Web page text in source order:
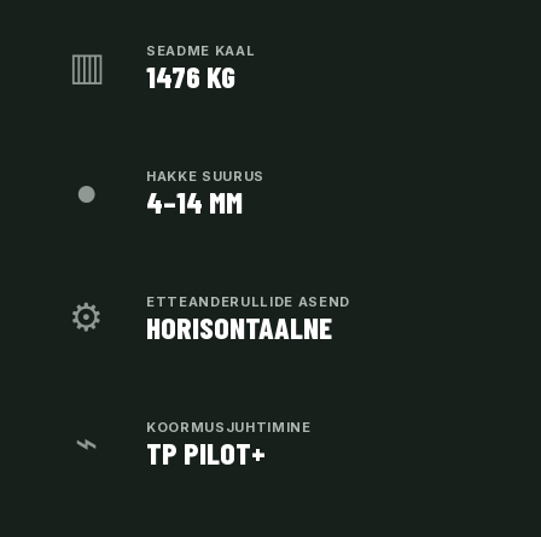
▥ SEADME KAAL
1476 KG
● HAKKE SUURUS
4–14 MM
⚙ ETTEANDERULLIDE ASEND
HORISONTAALNE
⌁ KOORMUSJUHTIMINE
TP PILOT+